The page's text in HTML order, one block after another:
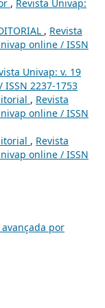
, Revista Univap:
, Revista
online / ISSN
Univap: v. 19
2237-1753
, Revista
online / ISSN
, Revista
online / ISSN
por